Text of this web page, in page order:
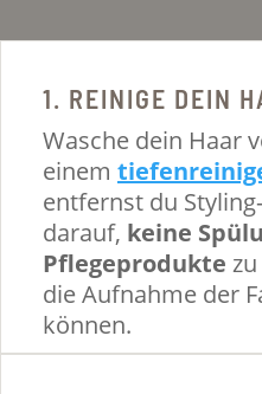
1. REINIGE DEIN
Wasche dein Haar
einem
entfernst du
darauf, keine
Pflegeprodukte
die Aufnahme der
können.